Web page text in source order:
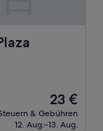
Der
Preis
beträgt
23 €
& Gebühren
12. Aug.–13. Aug.